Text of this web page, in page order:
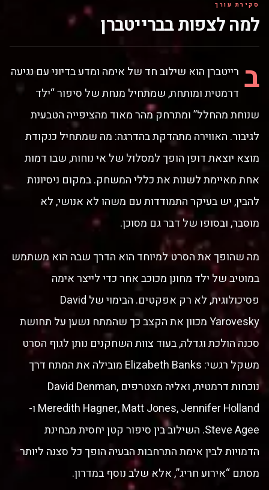
סקירת עורך
למה לצפות בברייטברן
ב רייטברן הוא שילוב חד של אימה ומדע בדיוני עם נגיעה
דרמטית ומותחת, שמתחיל מנחת של סיפור “ילד
שנוחת מהחלל” ומתרחק מהר מאוד מהציפייה הטבעית
לגיבור. האווירה מתהדקת בהדרגה: מה שמתחיל כנקודת
מוצא יוצאת דופן הופך למסלול של אי נוחות, שבו דמות
אחת מאיימת לשנות את כללי המשחק. במקום ניסיונות
להבין, יש בעיקר התמודדות עם משהו לא אנושי, לא
מוסבר, ובסופו של דבר גם מסוכן.
מה שהופך את הסרט למיוחד הוא הדרך שבה הוא משתמש
במוטיב של ילד מחונן מכוכב אחר כדי לייצר אימה
פסיכולוגית, לא רק אפקטים. הבימוי של David
Yarovesky מכוון את הקצב כך שהמתח נשען על תחושת
סכנה הולכת וגדלה, בעוד צוות השחקנים נותן לגוף הסרט
משקל רגשי: Elizabeth Banks מובילה את המתח דרך
נוכחות דרמטית, ואליה מצטרפים David Denman,
Meredith Hagner, Matt Jones, Jennifer Holland ו-
Steve Agee. השילוב בין סיפור קטן יחסית מבחינת
הדמויות לבין אימת התרחבות הבעיה הופך כל סצנה ליותר
מסתם “אירוע חריג”, אלא שלב נוסף במדרון.